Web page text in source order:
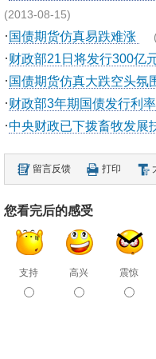
(2013-08-15)
·国债期货仿真易跌难涨
·财政部21日将发行300亿
·国债期货仿真大跌空头氛
·财政部3年期国债发行利
·中央财政已下拨畜牧发
留言反馈 打印
您看完后的感受
支持 高兴 震惊